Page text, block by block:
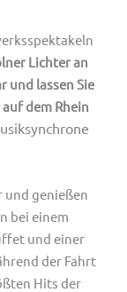
Lichter an
und lassen Sie
dem Rhein
und genießen
bei einem
und einer
der Fahrt
Hits der